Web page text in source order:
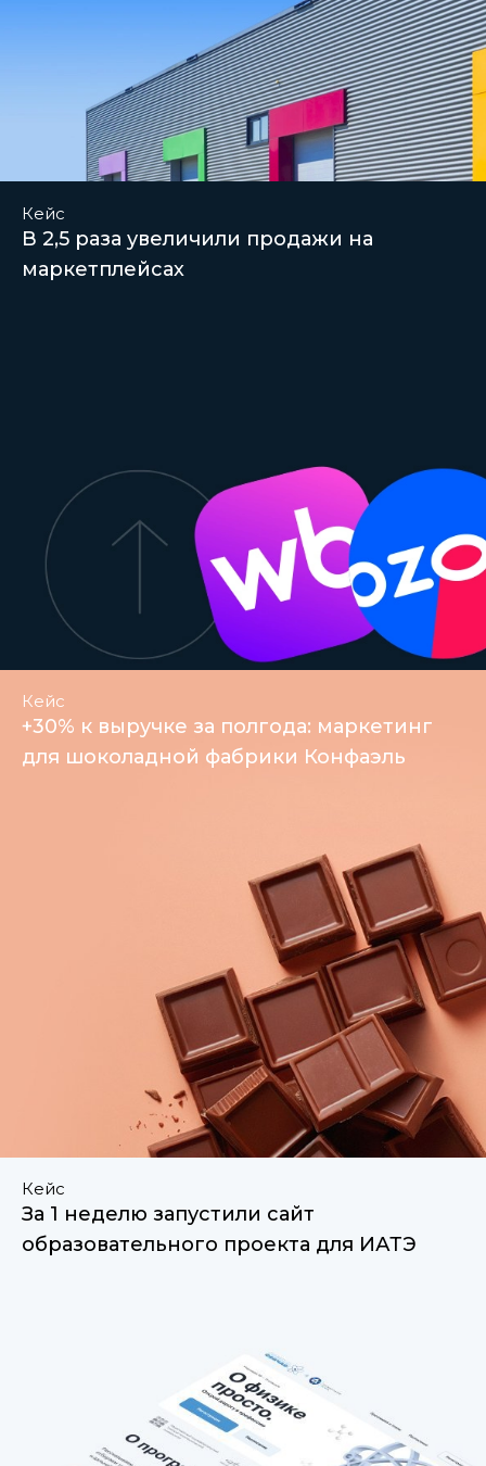
Кейс
В 2,5 раза увеличили продажи на
маркетплейсах
Кейс
+30% к выручке за полгода: маркетинг
для шоколадной фабрики Конфаэль
Кейс
За 1 неделю запустили сайт
образовательного проекта для ИАТЭ